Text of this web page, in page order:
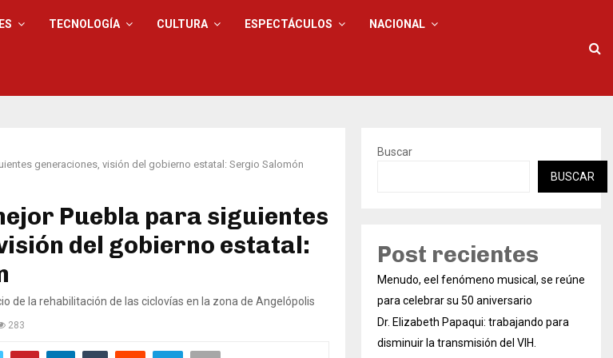
TECNOLOGÍA CULTURA ESPECTÁCULOS NACIONAL
generaciones, visión del gobierno estatal: Sergio Salomón
Puebla para siguientes
del gobierno estatal:
de la rehabilitación de las ciclovías en la zona de Angelópolis
283
Buscar
BUSCAR
Post recientes
Menudo, eel fenómeno musical, se reúne
para celebrar su 50 aniversario
Dr. Elizabeth Papaqui: trabajando para
disminuir la transmisión del VIH.